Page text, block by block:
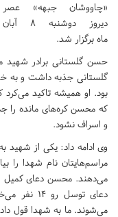
«چاووشان جبهه» عصر
دیروز دوشنبه 8 آبان
ماه برگزار شد.
حسن گلستانی برادر
گلستانی جذبه داشت و به
بود. او همیشه تاکید
که محسن کره‌های مانده را
و اسراف نشود.
وی ادامه داد: یکی از شهید
مراسم‌هایتان نام شهدا را
دعای
می‌شوند. ما به شهدا قول